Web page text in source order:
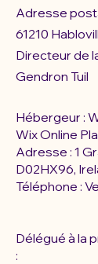
Adresse
61210
Directeur de
Gendron Tuil
Hébergeur :
Wix Online
Adresse : 1
D02HX96,
Téléphone :
Délégué à la
: